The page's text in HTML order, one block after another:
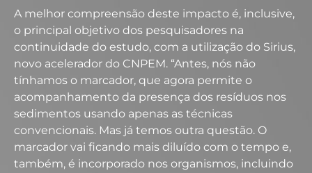
A melhor compreensão deste impacto é, inclusive,
o principal objetivo dos pesquisadores na
continuidade do estudo, com a utilização do Sirius,
novo acelerador do CNPEM. “Antes, nós não
tínhamos o marcador, que agora permite o
acompanhamento da presença dos resíduos nos
sedimentos usando apenas as técnicas
convencionais. Mas já temos outra questão. O
marcador vai ficando mais diluído com o tempo e,
também, é incorporado nos organismos, incluindo